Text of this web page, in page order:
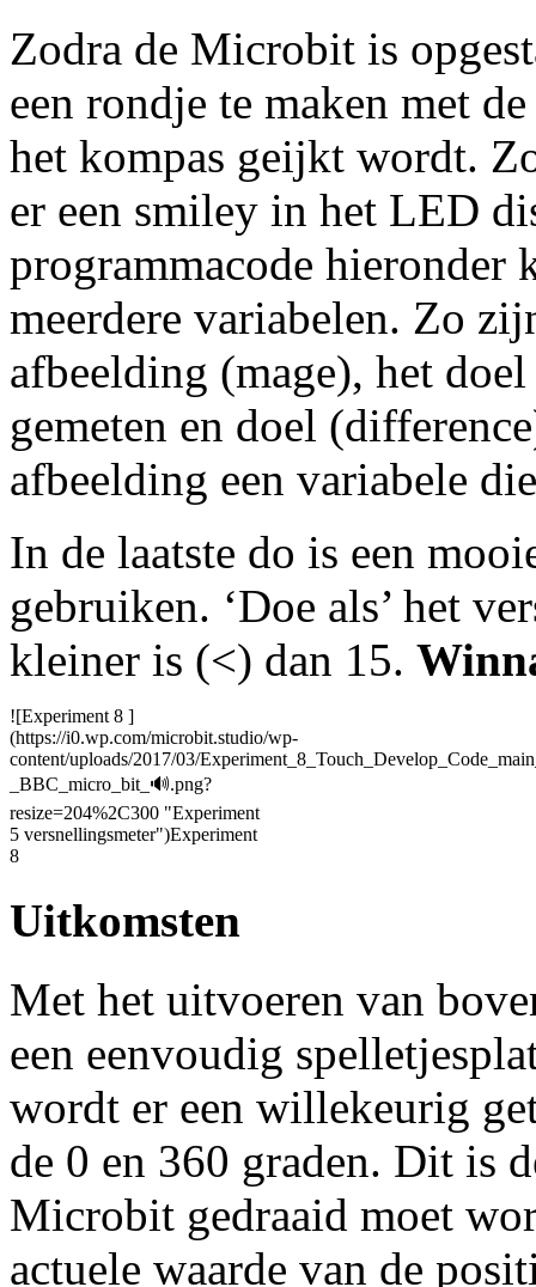
Zodra de Microbit is
een rondje te maken met
het kompas geijkt wordt.
er een smiley in het LED
programmacode hieronder
meerdere variabelen. Zo
afbeelding (mage), het
gemeten en doel
afbeelding een variabele
In de laatste do is een
gebruiken. ‘Doe als’ het
kleiner is (<) dan 15.
![Experiment 8 ]
(https://i0.wp.com/microbit.studio/wp-
content/uploads/2017/03/
_BBC_micro_bit_🔊.png?
resize=204%2C300 "Experiment
5 versnellingsmeter")Experiment
8
Uitkomsten
Met het uitvoeren van
een eenvoudig
wordt er een willekeurig
de 0 en 360 graden. Dit is
Microbit gedraaid moet
actuele waarde van de